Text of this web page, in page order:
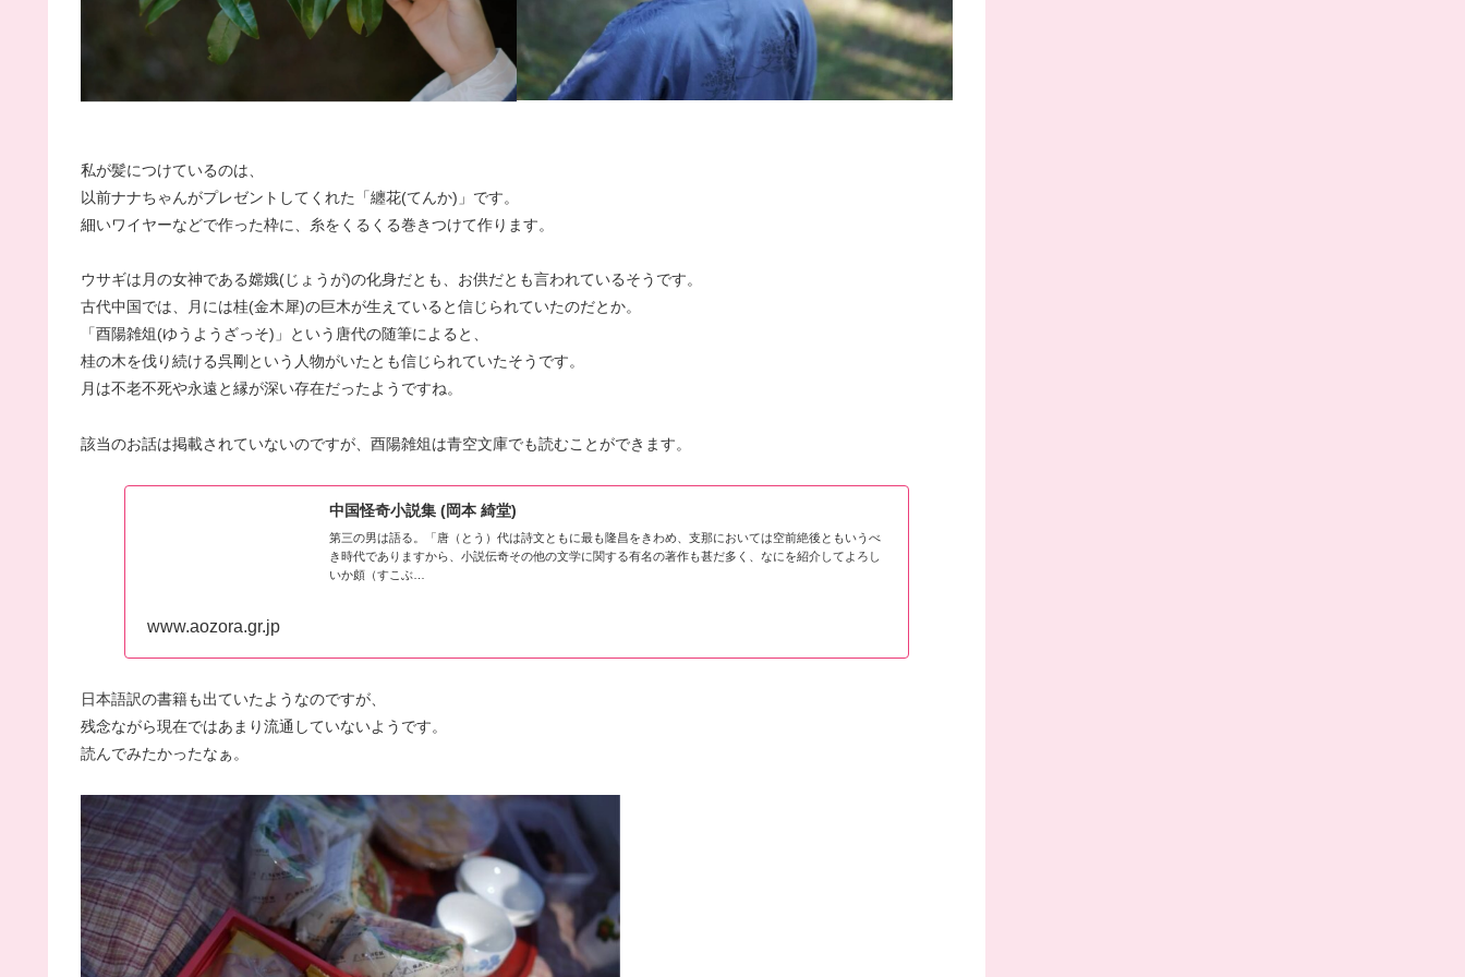
私が髪につけているのは、
以前ナナちゃんがプレゼントしてくれた「纏花(てんか)」です。
細いワイヤーなどで作った枠に、糸をくるくる巻きつけて作ります。
ウサギは月の女神である嫦娥(じょうが)の化身だとも、お供だとも言われているそうです。
古代中国では、月には桂(金木犀)の巨木が生えていると信じられていたのだとか。
「酉陽雑俎(ゆうようざっそ)」という唐代の随筆によると、
桂の木を伐り続ける呉剛という人物がいたとも信じられていたそうです。
月は不老不死や永遠と縁が深い存在だったようですね。
該当のお話は掲載されていないのですが、酉陽雑俎は青空文庫でも読むことができます。
中国怪奇小説集 (岡本 綺堂)
第三の男は語る。「唐（とう）代は詩文ともに最も隆昌をきわめ、支那においては空前絶後ともいうべ
き時代でありますから、小説伝奇その他の文学に関する有名の著作も甚だ多く、なにを紹介してよろし
いか頗（すこぶ…
www.aozora.gr.jp
日本語訳の書籍も出ていたようなのですが、
残念ながら現在ではあまり流通していないようです。
読んでみたかったなぁ。